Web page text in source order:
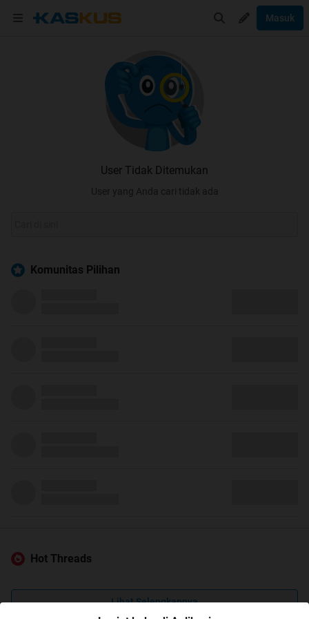
Masuk
User Tidak Ditemukan
User yang Anda cari tidak ada
Komunitas Pilihan
Hot Threads
Lihat Selengkapnya